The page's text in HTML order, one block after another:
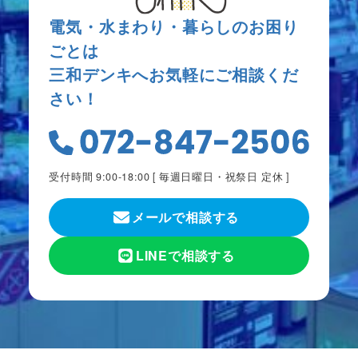
電気・水まわり・暮らしのお困り
ごとは
三和デンキへお気軽にご相談くだ
さい！
受付時間 9:00-18:00 [ 毎週日曜日・祝祭日 定休 ]
メールで相談する
LINEで相談する